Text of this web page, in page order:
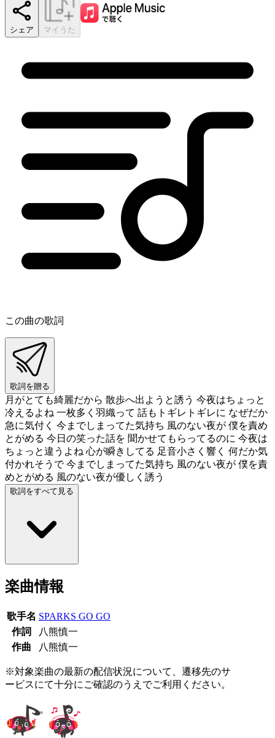
シェア マイうた
この曲の歌詞
歌詞を贈る
月がとても綺麗だから 散歩へ出ようと誘う 今夜はちょっと
冷えるよね 一枚多く羽織って 話もトギレトギレに なぜだか
急に気付く 今までしまってた気持ち 風のない夜が 僕を責め
とがめる 今日の笑った話を 聞かせてもらってるのに 今夜は
ちょっと違うよね 心が瞬きしてる 足音小さく響く 何だか気
付かれそうで 今までしまってた気持ち 風のない夜が 僕を責
めとがめる 風のない夜が優しく誘う
歌詞をすべて見る
楽曲情報
歌手名 SPARKS GO GO
作詞
八熊慎一
作曲
八熊慎一
※対象楽曲の最新の配信状況について、遷移先のサ
ービスにて十分にご確認のうえでご利用ください。